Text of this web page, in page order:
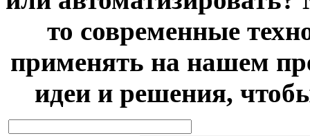
то современные
применять на нашем
идеи и решения,